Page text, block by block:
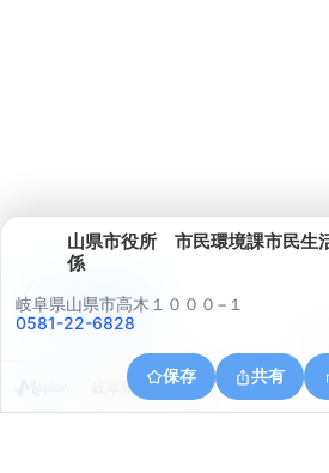
山県市役所 市民環境課市民生
係
岐阜県山県市高木１０００−１
0581-22-6828
保存 共有
岐阜県山県市高富
アプリで見る